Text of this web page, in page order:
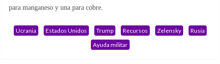
para manganeso y una para cobre.
Ucrania Estados Unidos Trump Recursos Zelensky
Rusia
Ayuda militar